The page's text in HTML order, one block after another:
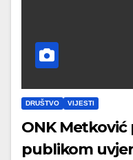
DRUŠTVO VIJESTI
ONK
publikom